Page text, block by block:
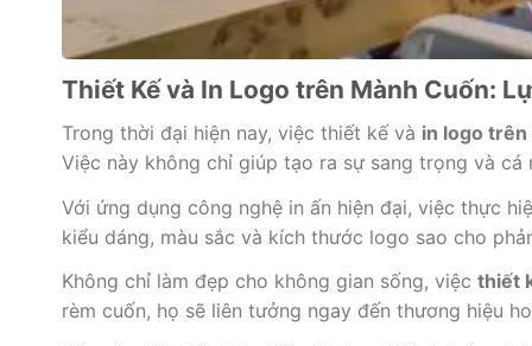
Thiết Kế và In Logo trên Mành Cuốn:
Trong thời đại hiện nay, việc thiết kế và in logo
Việc này không chỉ giúp tạo ra sự sang trọng và
Với ứng dụng công nghệ in ấn hiện đại, việc thực
kiểu dáng, màu sắc và kích thước logo sao cho
Không chỉ làm đẹp cho không gian sống, việc thiết
rèm cuốn, họ sẽ liên tưởng ngay đến thương hiệu